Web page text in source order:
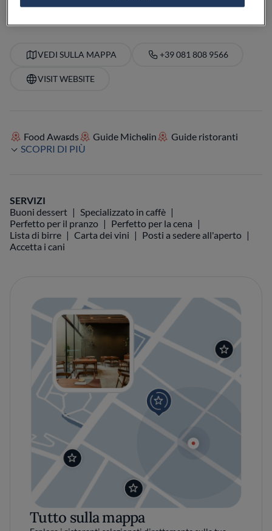
VEDI SULLA MAPPA +39 081 808 9566
VISIT WEBSITE
Food Awards Guide Michelin
Guide ristoranti
SCOPRI DI PIÙ
SERVIZI
Buoni dessert
Specializzato in caffè
Perfetto per il pranzo
Perfetto per la cena
Lista di birre
Carta dei vini
Posti a sedere all'aperto
Accetta i cani
Tutto sulla mappa